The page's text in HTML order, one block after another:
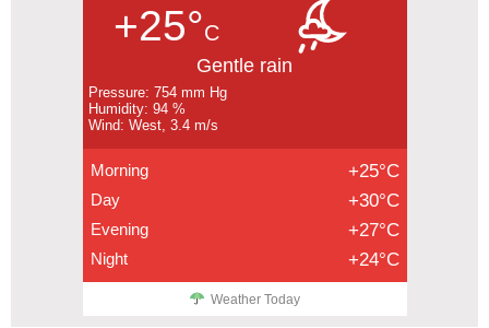
+25°C
Gentle rain
Pressure: 754 mm Hg
Humidity: 94 %
Wind: West, 3.4 m/s
Morning +25°C
Day +30°C
Evening +27°C
Night +24°C
Weather Today